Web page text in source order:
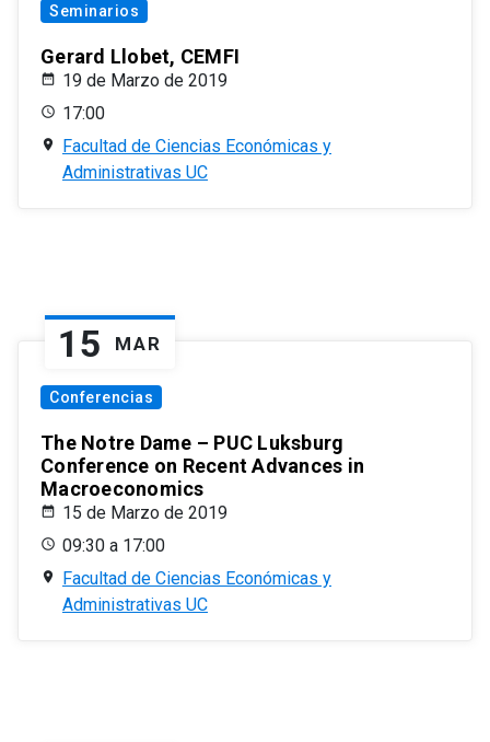
Seminarios
Gerard Llobet, CEMFI
19 de Marzo de 2019
17:00
Facultad de Ciencias Económicas y
Administrativas UC
15 MAR
Conferencias
The Notre Dame – PUC Luksburg
Conference on Recent Advances in
Macroeconomics
15 de Marzo de 2019
09:30 a 17:00
Facultad de Ciencias Económicas y
Administrativas UC